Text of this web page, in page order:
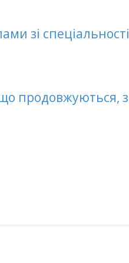
зі спеціальності
продовжуються, з